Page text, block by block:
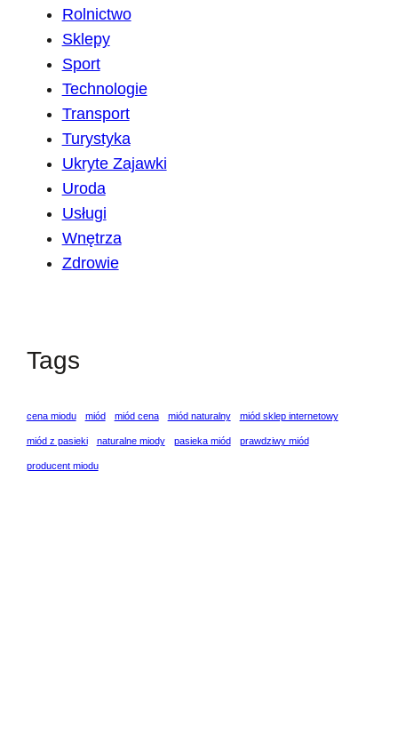
Rolnictwo
Sklepy
Sport
Technologie
Transport
Turystyka
Ukryte Zajawki
Uroda
Usługi
Wnętrza
Zdrowie
Tags
cena miodu miód miód cena miód naturalny miód sklep internetowy
miód z pasieki naturalne miody pasieka miód prawdziwy miód
producent miodu